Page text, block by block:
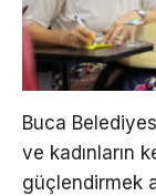
Buca
ve kadınların
güçlendirmek